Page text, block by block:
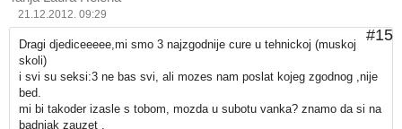
21.12.2012. 09:29
#15
Dragi djediceeeee,mi smo 3 najzgodnije cure u tehnickoj (muskoj
skoli)
i svi su seksi:3 ne bas svi, ali mozes nam poslat kojeg zgodnog ,nije
bed.
mi bi takoder izasle s tobom, mozda u subotu vanka? znamo da si na
badnjak zauzet .